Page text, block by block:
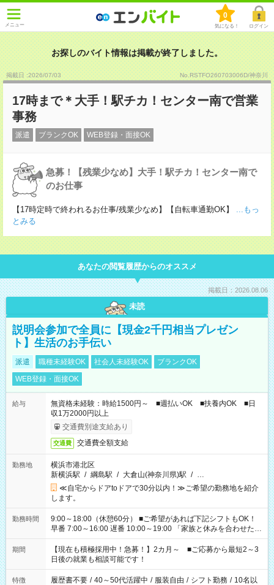
メニュー
0
気になる！ ログイン
お探しのバイト情報は掲載が終了しました。
掲載日 :2026/07/03 No.RSTFO260703006D/神奈川
17時まで＊大手！駅チカ！センター南で営業
事務
派遣 ブランクOK WEB登録・面接OK
急募！【残業少なめ】大手！駅チカ！センター南で
のお仕事
【17時定時で終われるお仕事/残業少なめ】【自転車通勤OK】
...もっ
とみる
あなたの閲覧履歴からのオススメ
掲載日：2026.08.06
未読
説明会参加で全員に【現金2千円相当プレゼン
ト】生活のお手伝い
派遣 職種未経験OK 社会人未経験OK
ブランクOK
WEB登録・面接OK
給与
無資格未経験：時給1500円～ ■週払いOK ■扶養内OK ■日
収1万2000円以上
交通費別途支給あり
交通費 交通費全額支給
勤務地
横浜市港北区
新横浜駅 / 綱島駅 / 大倉山(神奈川県)駅 / …
≪自宅からドアtoドアで30分以内！≫ご希望の勤務地を紹介
します。
勤務時間
9:00～18:00（休憩60分） ■ご希望があれば下記シフトもOK！
早番 7:00～16:00 遅番 10:00～19:00 「家族と休みを合わせた
い」 「余裕を持って夕飯の準備がしたい」 「できれば残業はし
たくない」 など、ご希望を教えてくださいね。 ※Wワーク希望
の方へ 今ご覧のお仕事で希望する勤務時間と、もう1つのお仕事
の勤務時間。 合計で週40時間を超える場合は応募できません。
期間
【現在も積極採用中！急募！】2カ月～ ■ご応募から最短2～3
日後の就業も相談可能です！
特徴 履歴書不要 / 40～50代活躍中 / 服装自由 / シフト勤務 / 10名以